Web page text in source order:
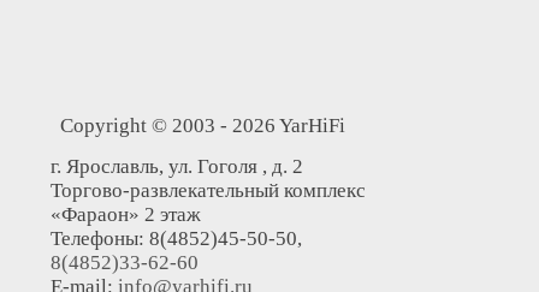
Copyright © 2003 - 2026 YarHiFi
г. Ярославль, ул. Гоголя , д. 2
Торгово-развлекательный комплекс
«Фараон» 2 этаж
Телефоны: 8(4852)45-50-50,
8(4852)33-62-60
E-mail: info@yarhifi.ru